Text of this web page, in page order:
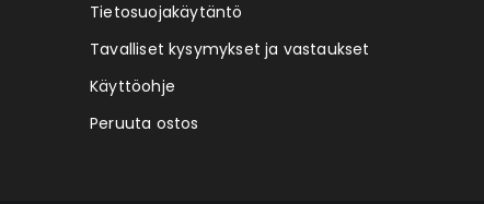
Tietosuojakäytäntö
Tavalliset kysymykset ja vastaukset
Käyttöohje
Peruuta ostos